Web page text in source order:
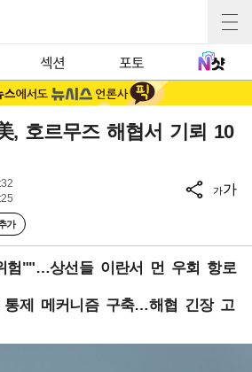
섹션 포토
, 호르무즈 해협서 기뢰 10
가
가가
험""…상선들 이란서 먼 우회 항로
통제 메커니즘 구축…해협 긴장 고